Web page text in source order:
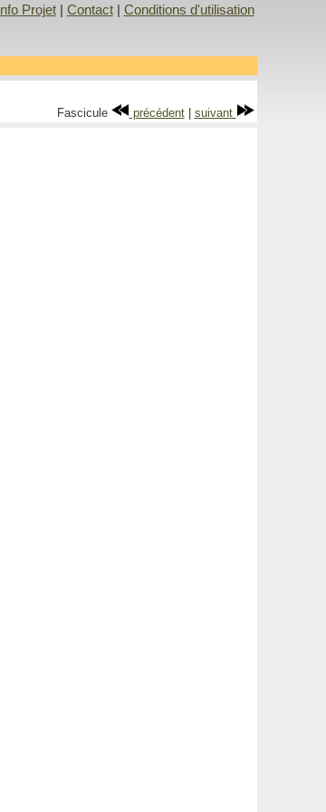
Info Projet| Contact| Conditions d'utilisation
Fascicule précédent| suivant